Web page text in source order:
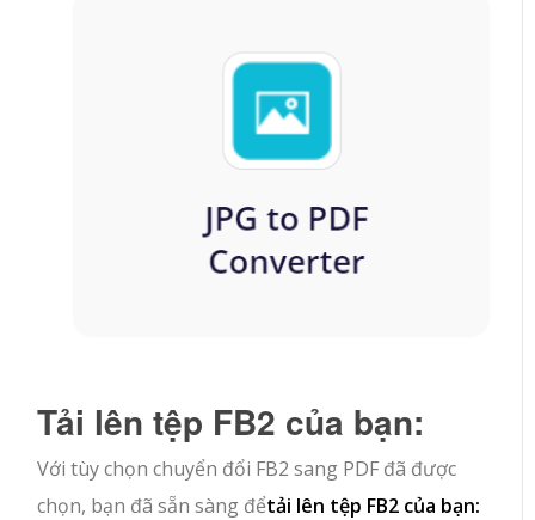
Tải lên tệp FB2 của bạn:
Với tùy chọn chuyển đổi FB2 sang PDF đã được
chọn, bạn đã sẵn sàng đểtải lên tệp FB2 của bạn: